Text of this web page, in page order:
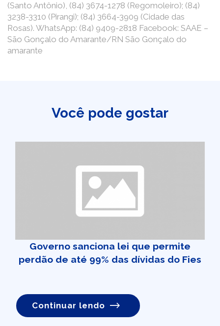
(Santo Antônio), (84) 3674-1278 (Regomoleiro); (84)
3238-3310 (Pirangi); (84) 3664-3909 (Cidade das
Rosas). WhatsApp: (84) 9409-2818 Facebook: SAAE –
São Gonçalo do Amarante/RN São Gonçalo do
amarante
Você pode gostar
Governo sanciona lei que permite
perdão de até 99% das dívidas do Fies
Continuar lendo